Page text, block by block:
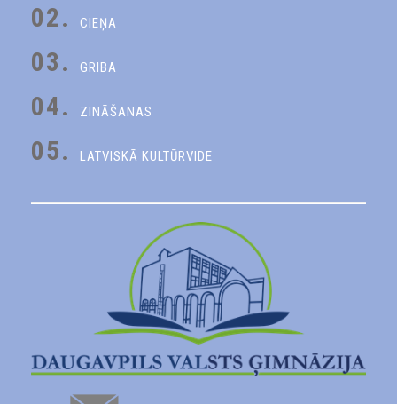
02. CIEŅA
03. GRIBA
04. ZINĀŠANAS
05. LATVISKĀ KULTŪRVIDE